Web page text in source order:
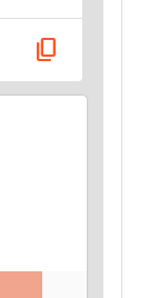
content_copy